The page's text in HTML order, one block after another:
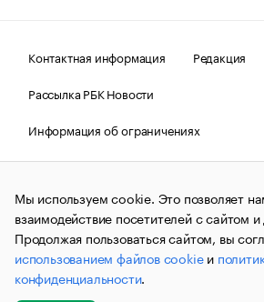
Контактная информация
Редакция
Рассылка РБК Новости
Информация об ограничениях
Правовая информация
О
© АО «РОСБИЗНЕСКОНСАЛТИНГ»,
и материалы информационного
(зарегистрировано Федеральной
связи, информационных технологий и
коммуникаций (Роскомнадзор) 09.12.2015
№ФС77-63848) сопровождаются
публикации могут содержать информацию,
Мы используем cookie. Это позволяет
взаимодействие посетителей с сайтом
Продолжая пользоваться сайтом, вы
использованием файлов cookieи
конфиденциальности.